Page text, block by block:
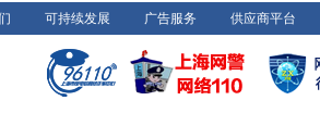
装备 79.91亿 72.58亿
79.56亿 79.56亿
78.44亿 62.57亿
技 9.91% 300499
份 9.90% 920061
9.88% 603800
9.56% 603391